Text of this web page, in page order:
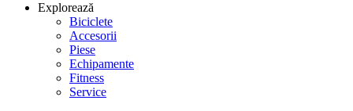
Explorează
Biciclete
Accesorii
Piese
Echipamente
Fitness
Service